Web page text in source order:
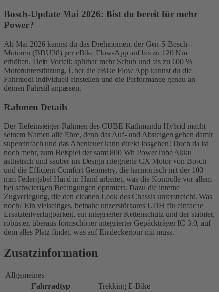
Bosch-Update Mai 2026: Bist du bereit für mehr
Power?
Ab Mai 2026 kannst du das Drehmoment der Gen-5-Bosch-
Motoren (BDU38) per eBike Flow-App auf bis zu 120 Nm
erhöhen. Dein Vorteil: spürbar mehr Schub und bis zu 600 %
Motorunterstützung. Über die eBike Flow App kannst du die
Fahrmodi individuell einstellen und die Performance genau an
deinen Fahrstil anpassen.
Rahmen Details
Der Tiefeinsteiger-Rahmen des CUBE Kathmandu Hybrid macht
seinem Namen alle Ehre, denn das Auf- und Absteigen gehen damit
supereinfach und das Abenteuer kann direkt losgehen! Doch da ist
noch mehr, zum Beispiel der samt 800 Wh PowerTube Akku
ästhetisch und sauber ins Design integrierte CX Motor von Bosch
und die Efficient Comfort Geometry, die harmonisch mit der 100
mm Federgabel Hand in Hand arbeitet, was die Kontrolle vor allem
bei schwierigen Bedingungen optimiert. Dazu die interne
Zugverlegung, die den cleanen Look des Chassis unterstreicht. Was
noch? Ein vielseitiges, beinahe unzerstörbares UDH für einfache
Ersatzteilverfügbarkeit, ein integrierter Kettenschutz und der stabiler,
robuster, überaus formschöner integrierter Gepäckträger IC 3.0, auf
dem alles Platz findet, was auf Entdeckertour mit muss.
Zusatzinformation
Allgemeines
Fahrradtyp
Trekking E-Bike